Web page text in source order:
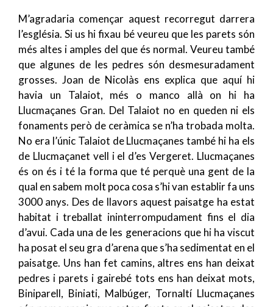
M’agradaria començar aquest recorregut darrera
l’església. Si us hi fixau bé veureu que les parets són
més altes i amples del que és normal. Veureu també
que algunes de les pedres són desmesuradament
grosses. Joan de Nicolàs ens explica que aquí hi
havia un Talaiot, més o manco allà on hi ha
Llucmaçanes Gran. Del Talaiot no en queden ni els
fonaments però de ceràmica se n’ha trobada molta.
No era l’únic Talaiot de Llucmaçanes també hi ha els
de Llucmaçanet vell i el d’es Vergeret. Llucmaçanes
és on és i té la forma que té perquè una gent de la
qual en sabem molt poca cosa s’hi van establir fa uns
3000 anys. Des de llavors aquest paisatge ha estat
habitat i treballat ininterrompudament fins el dia
d’avui. Cada una de les generacions que hi ha viscut
ha posat el seu gra d’arena que s’ha sedimentat en el
paisatge. Uns han fet camins, altres ens han deixat
pedres i parets i gairebé tots ens han deixat mots,
Biniparell, Biniati, Malbúger, Tornaltí Llucmaçanes